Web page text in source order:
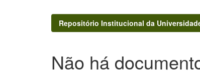
Repositório Institucional da
Não há